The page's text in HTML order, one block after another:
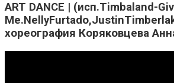
ART DANCE | (исп.Timbaland-
хореография Коряковцева